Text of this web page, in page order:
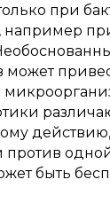
при
например
может
быть